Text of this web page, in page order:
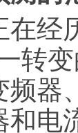
在
转
频器
电